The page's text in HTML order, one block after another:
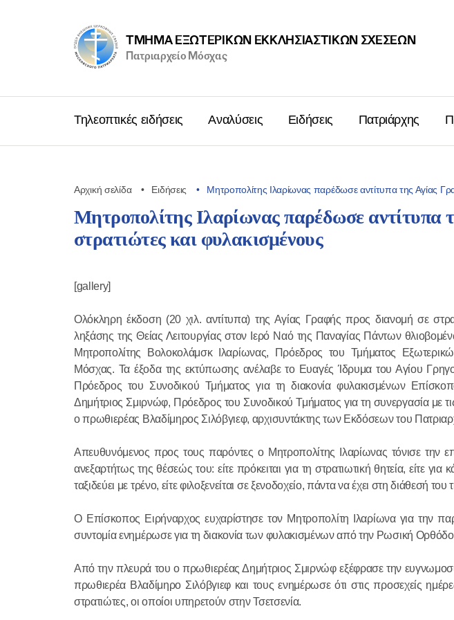
ΤΜΉΜΑ ΕΞΩΤΕΡΙΚΩΝ ΕΚΚΛΗΣΙΑΣΤΙΚΩΝ ΣΧΈΣΕΩΝ
Πατριαρχείο Μόσχας
Τηλεοπτικές ειδήσεις Αναλύσεις Ειδήσεις Πατριάρχης
Αρχική σελίδα Ειδήσεις Μητροπολίτης Ιλαρίωνας παρέδωσε αντίτυπα της Αγίας
Μητροπολίτης Ιλαρίωνας παρέδωσε αντίτυπα
στρατιώτες και φυλακισμένους
[gallery]
Ολόκληρη έκδοση (20 χιλ. αντίτυπα) της Αγίας Γραφής προς διανομή σε
ληξάσης της Θείας Λειτουργίας στον Ιερό Ναό της Παναγίας Πάντων
Μητροπολίτης Βολοκολάμσκ Ιλαρίωνας, Πρόεδρος του Τμήματος
Μόσχας. Τα έξοδα της εκτύπωσης ανέλαβε το Ευαγές Ίδρυμα του Αγίου
Πρόεδρος του Συνοδικού Τμήματος για τη διακονία φυλακισμένων
Δημήτριος Σμιρνώφ, Πρόεδρος του Συνοδικού Τμήματος για τη συνεργασία με
ο πρωθιερέας Βλαδίμηρος Σιλόβγιεφ, αρχισυντάκτης των Εκδόσεων του
Απευθυνόμενος προς τους παρόντες ο Μητροπολίτης Ιλαρίωνας τόνισε την
ανεξαρτήτως της θέσεώς του: είτε πρόκειται για τη στρατιωτική θητεία, είτε
ταξιδεύει με τρένο, είτε φιλοξενείται σε ξενοδοχείο, πάντα να έχει στη διάθεσή
Ο Επίσκοπος Ειρήναρχος ευχαρίστησε τον Μητροπολίτη Ιλαρίωνα για την
συντομία ενημέρωσε για τη διακονία των φυλακισμένων από την Ρωσική
Από την πλευρά του ο πρωθιερέας Δημήτριος Σμιρνώφ εξέφρασε την
πρωθιερέα Βλαδίμηρο Σιλόβγιεφ και τους ενημέρωσε ότι στις προσεχείς
στρατιώτες, οι οποίοι υπηρετούν στην Τσετσενία.